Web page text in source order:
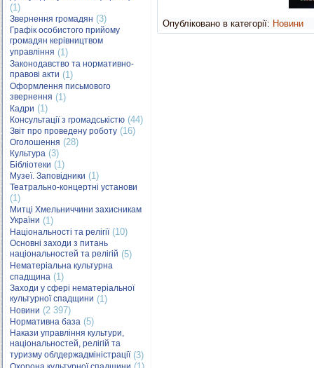
(1)
Звернення громадян (3)
Графік особистого прийому
громадян керівництвом
управління (1)
Законодавство та нормативно-
правові акти (1)
Оформлення письмового
звернення (1)
Кадри (1)
Консультації з громадськістю (44)
Звіт про проведену роботу (16)
Оголошення (28)
Культура (3)
Бібліотеки (1)
Музеї. Заповідники (1)
Театрально-концертні установи
(1)
Митці Хмельниччини захисникам
України (1)
Національності та релігії(10)
Основні заходи з питань
національностей та релігій (5)
Нематеріальна культурна
спадщина (1)
Заходи у сфері нематеріальної
культурної спадщини (1)
Новини (2 397)
Нормативна база (5)
Накази управління культури,
національностей, релігій та
туризму облдержадміністрації(3)
Опубліковано в категорії: Новини